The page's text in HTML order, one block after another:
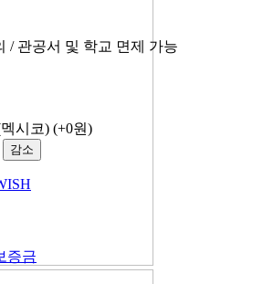
/ 관공서 및 학교 면제 가능
시코) (+0원)
감소
증금